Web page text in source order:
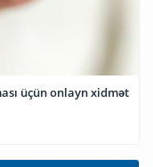
üçün onlayn xidmət